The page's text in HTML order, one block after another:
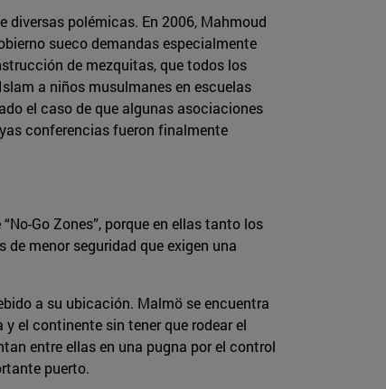
diversas polémicas. En 2006, Mahmoud
sueco demandas especialmente
de mezquitas, que todos los
a niños musulmanes en escuelas
el caso de que algunas asociaciones
conferencias fueron finalmente
Go Zones”, porque en ellas tanto los
menor seguridad que exigen una
a su ubicación. Malmö se encuentra
el continente sin tener que rodear el
entre ellas en una pugna por el control
puerto.